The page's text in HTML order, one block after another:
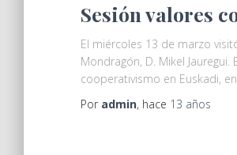
Sesión valores
El miércoles 13 de marzo
Mondragón, D. Mikel
cooperativismo en Euskadi,
Por admin, hace 13 años